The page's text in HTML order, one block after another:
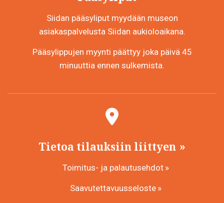
Siidan pääsyliput myydään museon
asiakaspalvelusta Siidan aukioloaikana.
Pääsylippujen myynti päättyy joka päivä 45
minuuttia ennen sulkemista.
Tietoa tilauksiin liittyen
Toimitus- ja palautusehdot
Saavutettavuusseloste